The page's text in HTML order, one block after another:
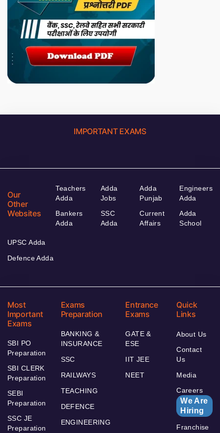
IMPORTANT EXAMS
Our
Other
Websites
Teachers
Adda
Bankers
Adda
Adda
Jobs
SSC
Adda
Adda
Punjab
Current
Affairs
Engineers
Adda
Adda
School
UPSC Adda
Defence Adda
Most
Important
Exams
SBI PO
Preparation
SBI CLERK
Preparation
SEBI
Preparation
SSC JE
Preparation
Exams
Preparation
BANKING &
INSURANCE
SSC
RAILWAYS
TEACHING
DEFENCE
ENGINEERING
Entrance
Exams
GATE &
ESE
IIT JEE
NEET
Quick
Links
About Us
Contact
Us
Media
Careers
We Are
Hiring
Franchise